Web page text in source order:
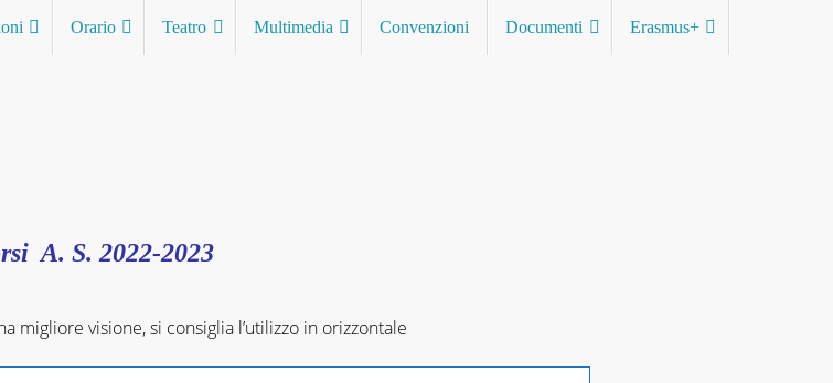
Orario Teatro Multimedia Convenzioni Documenti Erasmus+
A. S. 2022-2023
migliore visione, si consiglia l’utilizzo in orizzontale